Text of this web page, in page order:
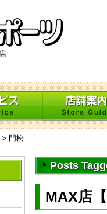
> 門松
Posts
MAX店